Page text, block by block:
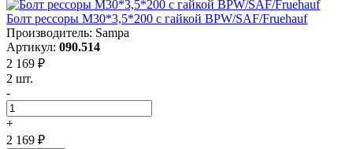
Болт рессоры M30*3,5*200 с гайкой BPW/SAF/Fruehauf
Производитель: Sampa
Артикул: 090.514
2 169 ₽
2 шт.
-
+
2 169 ₽